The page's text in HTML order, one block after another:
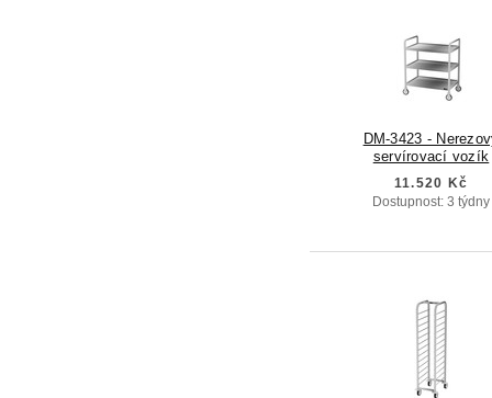
DM-3423 -
servírovací vozík
11.520 Kč
Dostupnost: 3 týdny